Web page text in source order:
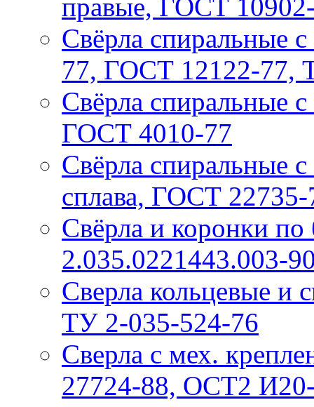
правые, ГОСТ
Свёрла спиральные
77, ГОСТ 12122-77,
Свёрла
ГОСТ 4010-77
Свёрла спиральные
сплава, ГОСТ 22735-
Свёрла и коронки
2.035.0221443.003-
Сверла кольцевые и
ТУ 2-035-524-76
Сверла с мех.
27724-88, ОСТ2